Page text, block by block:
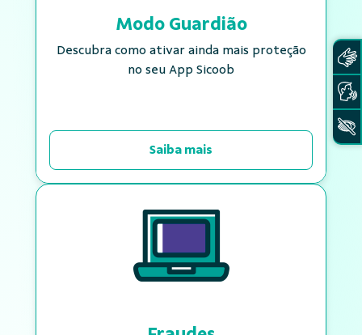
Modo Guardião
Descubra como ativar ainda mais proteção
no seu App Sicoob
Saiba mais